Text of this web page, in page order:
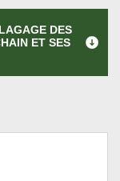
DES
ET SES